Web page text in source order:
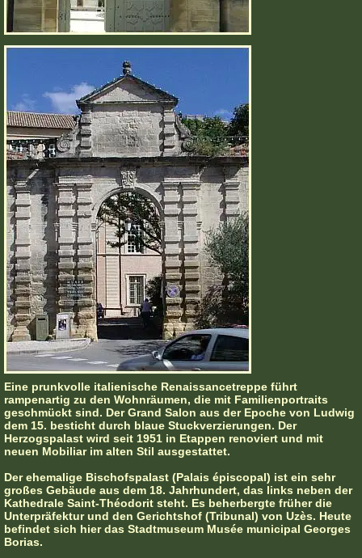
Eine prunkvolle italienische Renaissancetreppe führt
rampenartig zu den Wohnräumen, die mit Familienportraits
geschmückt sind. Der Grand Salon aus der Epoche von Ludwig
dem 15. besticht durch blaue Stuckverzierungen. Der
Herzogspalast wird seit 1951 in Etappen renoviert und mit
neuen Mobiliar im alten Stil ausgestattet.
Der ehemalige Bischofspalast (Palais épiscopal) ist ein sehr
großes Gebäude aus dem 18. Jahrhundert, das links neben der
Kathedrale Saint-Théodorit steht. Es beherbergte früher die
Unterpräfektur und den Gerichtshof (Tribunal) von Uzès. Heute
befindet sich hier das Stadtmuseum Musée municipal Georges
Borias.